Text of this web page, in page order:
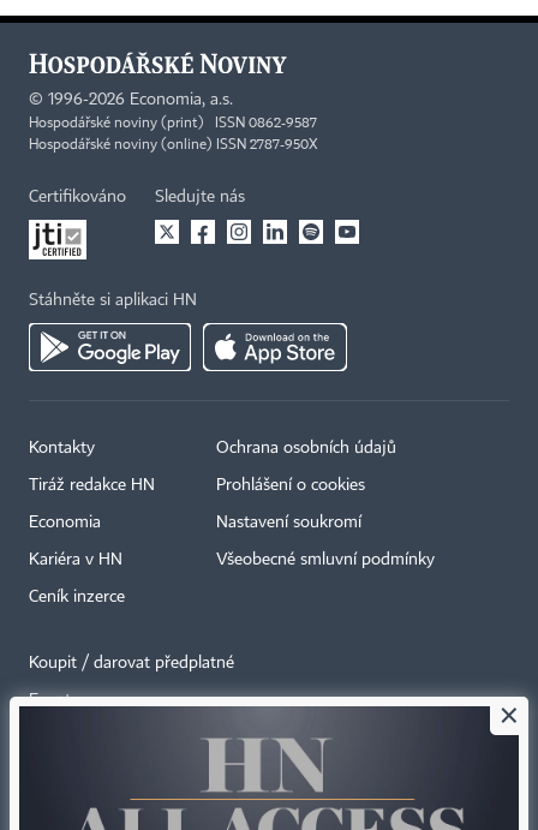
© 1996-2026 Economia, a.s.
Hospodářské noviny (print) ISSN 0862-9587
Hospodářské noviny (online) ISSN 2787-950X
Certifikováno Sledujte nás
Stáhněte si aplikaci HN
Kontakty
Tiráž redakce HN
Economia
Kariéra v HN
Ceník inzerce
Ochrana osobních údajů
Prohlášení o cookies
Nastavení soukromí
Všeobecné smluvní podmínky
Koupit / darovat předplatné
Eventy ×